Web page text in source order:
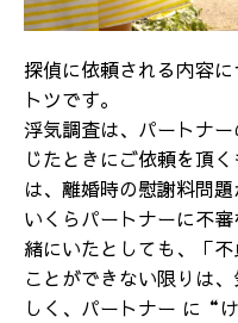
探偵に依頼される内容
トツです。
浮気調査は、パートナ
じたときにご依頼を頂
は、離婚時の慰謝料問
いくらパートナーに不
緒にいたとしても、「
ことができない限りは
しく、パートナー に“